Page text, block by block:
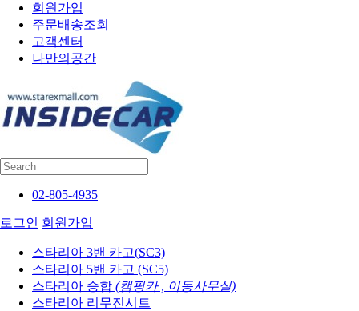
회원가입
주문배송조회
고객센터
나만의공간
02-805-4935
로그인 회원가입
스타리아 3밴 카고(SC3)
스타리아 5밴 카고 (SC5)
스타리아 승합 (캠핑카 , 이동사무실)
스타리아 리무진시트